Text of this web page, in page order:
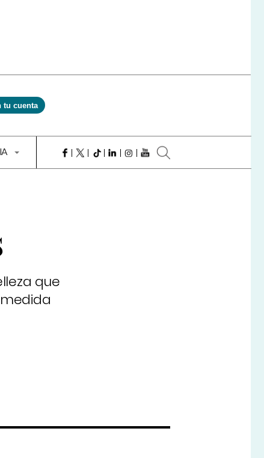
tu cuenta
que